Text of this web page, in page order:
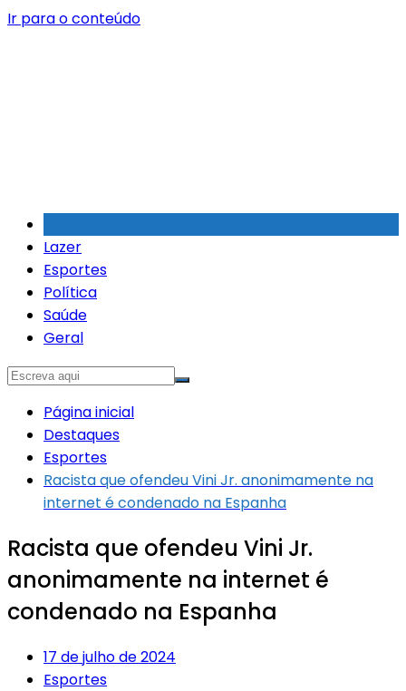
Ir para o conteúdo
Lazer
Esportes
Política
Saúde
Geral
Página inicial
Destaques
Esportes
Racista que ofendeu Vini Jr. anonimamente na
internet é condenado na Espanha
Racista que ofendeu Vini Jr.
anonimamente na internet é
condenado na Espanha
17 de julho de 2024
Esportes